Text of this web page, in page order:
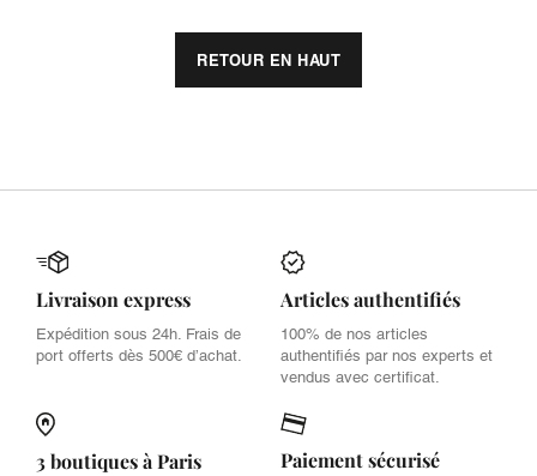
RETOUR EN HAUT
Livraison express
Expédition sous 24h. Frais de
port offerts dès 500€ d’achat.
Articles authentifiés
100% de nos articles
authentifiés par nos experts et
vendus avec certificat.
3 boutiques à Paris Paiement sécurisé